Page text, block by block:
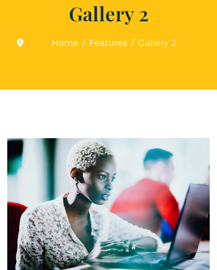
Gallery 2
Home Features Gallery 2